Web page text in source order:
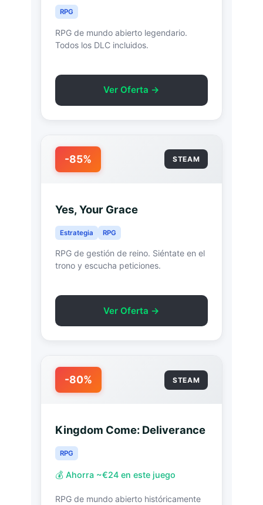
RPG
RPG de mundo abierto legendario.
Todos los DLC incluidos.
Ver Oferta →
-85% STEAM
Yes, Your Grace
Estrategia RPG
RPG de gestión de reino. Siéntate en el
trono y escucha peticiones.
Ver Oferta →
-80% STEAM
Kingdom Come: Deliverance
RPG
💰 Ahorra ~€24 en este juego
RPG de mundo abierto históricamente